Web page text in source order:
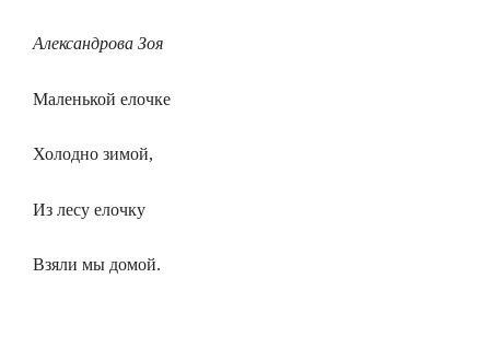
Александрова Зоя
Маленькой елочке
Холодно зимой,
Из лесу елочку
Взяли мы домой.